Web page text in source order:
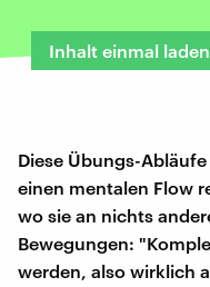
Inhalt einmal laden
Diese Übungs-
einen mentalen Flow
wo sie an nichts
Bewegungen:
werden, also wirklich